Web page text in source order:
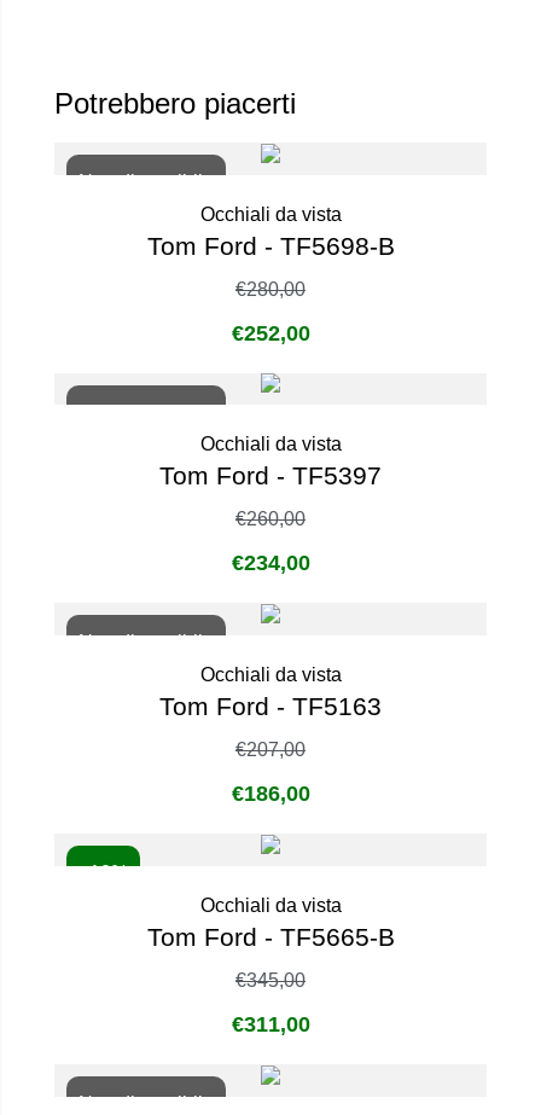
Potrebbero piacerti
Non disponibile
Occhiali da vista
Tom Ford - TF5698-B
€280,00
€252,00
Occhiali da vista
Tom Ford - TF5397
€260,00
€234,00
Non disponibile
Occhiali da vista
Tom Ford - TF5163
€207,00
€186,00
- 10%
Occhiali da vista
Tom Ford - TF5665-B
€345,00
€311,00
Non disponibile